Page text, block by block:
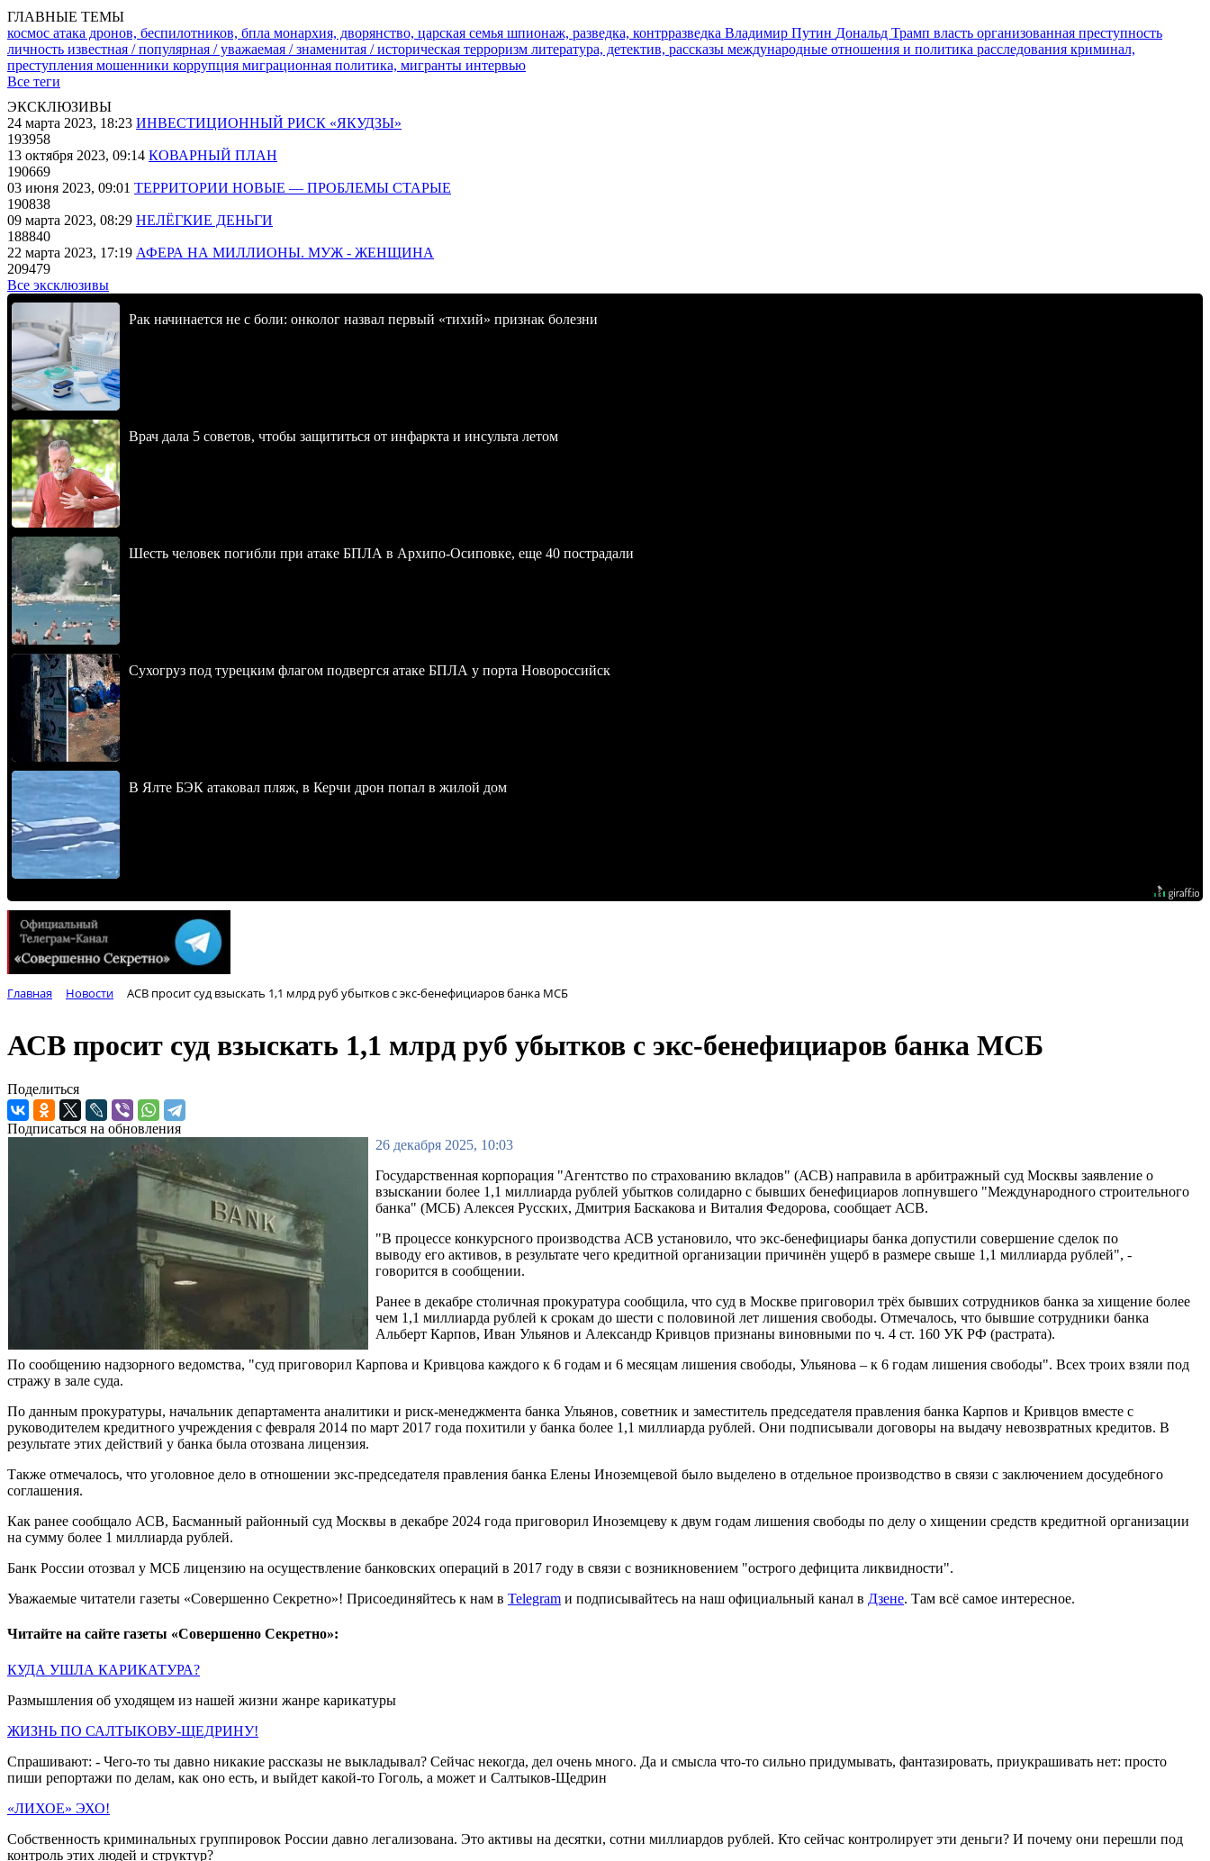
ГЛАВНЫЕ ТЕМЫ
космос атака дронов, беспилотников, бпла монархия, дворянство, царская семья шпионаж, разведка, контрразведка Владимир Путин Дональд Трамп власть организованная преступность
личность известная / популярная / уважаемая / знаменитая / историческая терроризм литература, детектив, рассказы международные отношения и политика расследования криминал,
преступления мошенники коррупция миграционная политика, мигранты интервью
Все теги
ЭКСКЛЮЗИВЫ
24 марта 2023, 18:23 ИНВЕСТИЦИОННЫЙ РИСК «ЯКУДЗЫ»
193958
13 октября 2023, 09:14 КОВАРНЫЙ ПЛАН
190669
03 июня 2023, 09:01 ТЕРРИТОРИИ НОВЫЕ — ПРОБЛЕМЫ СТАРЫЕ
190838
09 марта 2023, 08:29 НЕЛЁГКИЕ ДЕНЬГИ
188840
22 марта 2023, 17:19 АФЕРА НА МИЛЛИОНЫ. МУЖ - ЖЕНЩИНА
209479
Все эксклюзивы
Рак начинается не с боли: онколог назвал первый «тихий» признак болезни
Врач дала 5 советов, чтобы защититься от инфаркта и инсульта летом
Шесть человек погибли при атаке БПЛА в Архипо-Осиповке, еще 40 пострадали
Сухогруз под турецким флагом подвергся атаке БПЛА у порта Новороссийск
В Ялте БЭК атаковал пляж, в Керчи дрон попал в жилой дом
Главная Новости АСВ просит суд взыскать 1,1 млрд руб убытков с экс-бенефициаров банка МСБ
АСВ просит суд взыскать 1,1 млрд руб убытков с экс-бенефициаров банка МСБ
Поделиться
Подписаться на обновления
26 декабря 2025, 10:03
Государственная корпорация "Агентство по страхованию вкладов" (АСВ) направила в арбитражный суд Москвы заявление о
взыскании более 1,1 миллиарда рублей убытков солидарно с бывших бенефициаров лопнувшего "Международного строительного
банка" (МСБ) Алексея Русских, Дмитрия Баскакова и Виталия Федорова, сообщает АСВ.
"В процессе конкурсного производства АСВ установило, что экс-бенефициары банка допустили совершение сделок по
выводу его активов, в результате чего кредитной организации причинён ущерб в размере свыше 1,1 миллиарда рублей", -
говорится в сообщении.
Ранее в декабре столичная прокуратура сообщила, что суд в Москве приговорил трёх бывших сотрудников банка за хищение более
чем 1,1 миллиарда рублей к срокам до шести с половиной лет лишения свободы. Отмечалось, что бывшие сотрудники банка
Альберт Карпов, Иван Ульянов и Александр Кривцов признаны виновными по ч. 4 ст. 160 УК РФ (растрата).
По сообщению надзорного ведомства, "суд приговорил Карпова и Кривцова каждого к 6 годам и 6 месяцам лишения свободы, Ульянова – к 6 годам лишения свободы". Всех троих взяли под
стражу в зале суда.
По данным прокуратуры, начальник департамента аналитики и риск-менеджмента банка Ульянов, советник и заместитель председателя правления банка Карпов и Кривцов вместе с
руководителем кредитного учреждения с февраля 2014 по март 2017 года похитили у банка более 1,1 миллиарда рублей. Они подписывали договоры на выдачу невозвратных кредитов. В
результате этих действий у банка была отозвана лицензия.
Также отмечалось, что уголовное дело в отношении экс-председателя правления банка Елены Иноземцевой было выделено в отдельное производство в связи с заключением досудебного
соглашения.
Как ранее сообщало АСВ, Басманный районный суд Москвы в декабре 2024 года приговорил Иноземцеву к двум годам лишения свободы по делу о хищении средств кредитной организации
на сумму более 1 миллиарда рублей.
Банк России отозвал у МСБ лицензию на осуществление банковских операций в 2017 году в связи с возникновением "острого дефицита ликвидности".
Уважаемые читатели газеты «Совершенно Секретно»! Присоединяйтесь к нам в Telegram и подписывайтесь на наш официальный канал в Дзене. Там всё самое интересное.
Читайте на сайте газеты «Совершенно Секретно»:
КУДА УШЛА КАРИКАТУРА?
Размышления об уходящем из нашей жизни жанре карикатуры
ЖИЗНЬ ПО САЛТЫКОВУ-ЩЕДРИНУ!
Спрашивают: - Чего-то ты давно никакие рассказы не выкладывал? Сейчас некогда, дел очень много. Да и смысла что-то сильно придумывать, фантазировать, приукрашивать нет: просто
пиши репортажи по делам, как оно есть, и выйдет какой-то Гоголь, а может и Салтыков-Щедрин
«ЛИХОЕ» ЭХО!
Собственность криминальных группировок России давно легализована. Это активы на десятки, сотни миллиардов рублей. Кто сейчас контролирует эти деньги? И почему они перешли под
контроль этих людей и структур?